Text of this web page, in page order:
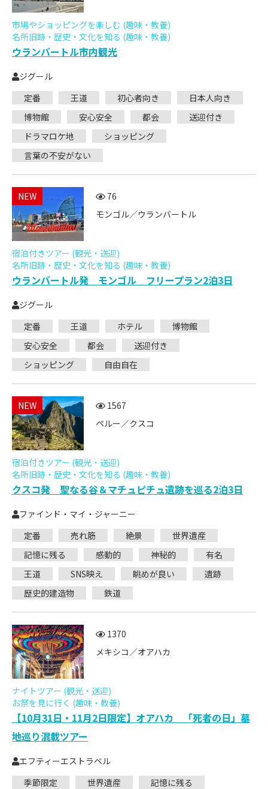
市場やショッピングを楽しむ (趣味・教養)
名所旧跡・歴史・文化を知る (趣味・教養)
ウランバートル市内観光
ジグール
定番
王道 初心者向き
日本人向き
博物館
安心安全 都会
送迎付き
ドラマロケ地
ショッピング
言葉の不安がない
NEW
76
モンゴル／ウランバートル
宿泊付きツアー (観光・送迎)
名所旧跡・歴史・文化を知る (趣味・教養)
ウランバートル発 モンゴル フリープラン2泊3日
ジグール
定番
王道 ホテル
博物館
安心安全
都会
送迎付き
ショッピング
自由自在
NEW
1567
ペルー／クスコ
宿泊付きツアー (観光・送迎)
名所旧跡・歴史・文化を知る (趣味・教養)
クスコ発 聖なる谷＆マチュピチュ遺跡を巡る2泊3日
ファインド・マイ・ジャーニー
定番
売れ筋 絶景
世界遺産
記憶に残る
感動的 神秘的
有名
王道
SNS映え 眺めが良い
遺跡
歴史的建造物
鉄道
1370
メキシコ／オアハカ
ナイトツアー (観光・送迎)
お祭を見に行く (趣味・教養)
【10月31日・11月2日限定】オアハカ 「死者の日」墓
地巡り混載ツアー
エフティーエストラベル
季節限定
世界遺産
記憶に残る